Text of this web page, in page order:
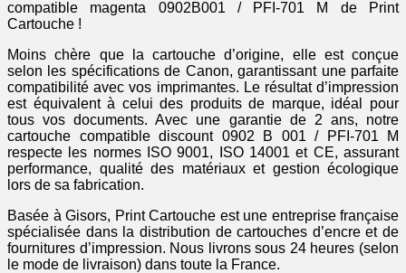
compatible magenta 0902B001 / PFI-701 M de Print
Cartouche !
Moins chère que la cartouche d’origine, elle est conçue
selon les spécifications de Canon, garantissant une parfaite
compatibilité avec vos imprimantes. Le résultat d’impression
est équivalent à celui des produits de marque, idéal pour
tous vos documents. Avec une garantie de 2 ans, notre
cartouche compatible discount 0902 B 001 / PFI-701 M
respecte les normes ISO 9001, ISO 14001 et CE, assurant
performance, qualité des matériaux et gestion écologique
lors de sa fabrication.
Basée à Gisors, Print Cartouche est une entreprise française
spécialisée dans la distribution de cartouches d’encre et de
fournitures d’impression. Nous livrons sous 24 heures (selon
le mode de livraison) dans toute la France.